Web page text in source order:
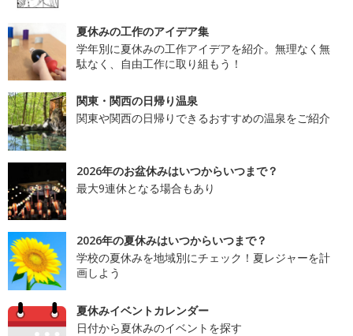
夏休みの工作のアイデア集
学年別に夏休みの工作アイデアを紹介。無理なく無
駄なく、自由工作に取り組もう！
関東・関西の日帰り温泉
関東や関西の日帰りできるおすすめの温泉をご紹介
2026年のお盆休みはいつからいつまで？
最大9連休となる場合もあり
2026年の夏休みはいつからいつまで？
学校の夏休みを地域別にチェック！夏レジャーを計
画しよう
夏休みイベントカレンダー
日付から夏休みのイベントを探す